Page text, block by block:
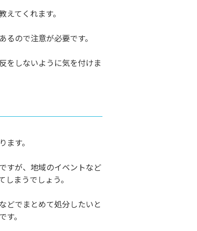
てくれます。
ので注意が必要です。
をしないように気を付けま
す。
すが、地域のイベントなど
まうでしょう。
どでまとめて処分したいと
。